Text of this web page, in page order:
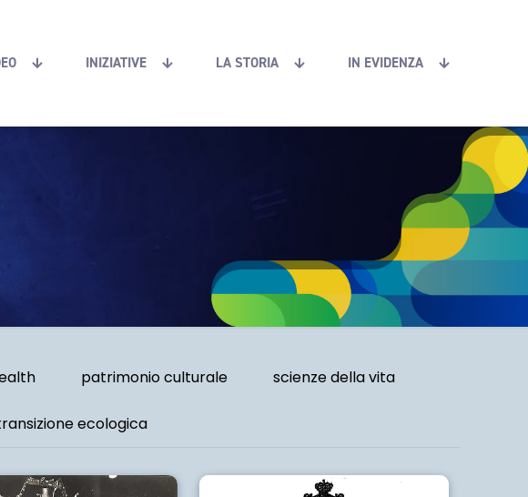
INIZIATIVE LA STORIA IN EVIDENZA
patrimonio culturale scienze della vita
ecologica